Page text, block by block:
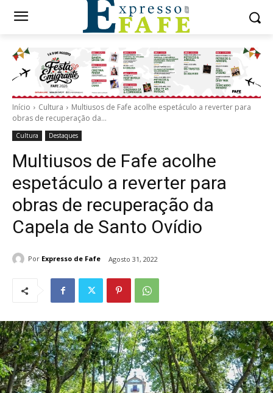
Início Cultura
Multiusos de Fafe acolhe espetáculo a reverter para
obras de recuperação da...
Cultura Destaques
Multiusos de Fafe acolhe
espetáculo a reverter para
obras de recuperação da
Capela de Santo Ovídio
Por Expresso de Fafe Agosto 31, 2022